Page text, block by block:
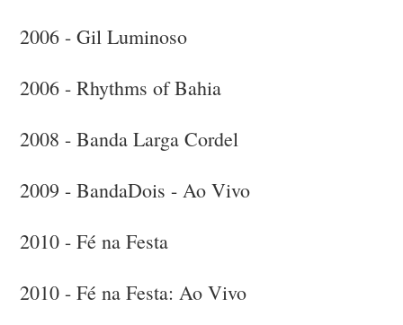
2006 - Gil Luminoso
2006 - Rhythms of Bahia
2008 - Banda Larga Cordel
2009 - BandaDois - Ao Vivo
2010 - Fé na Festa
2010 - Fé na Festa: Ao Vivo